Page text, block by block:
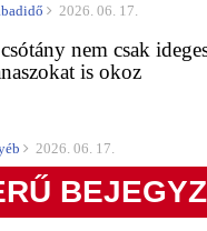
2026. 06. 17.
nem csak
is okoz
2026. 06. 17.